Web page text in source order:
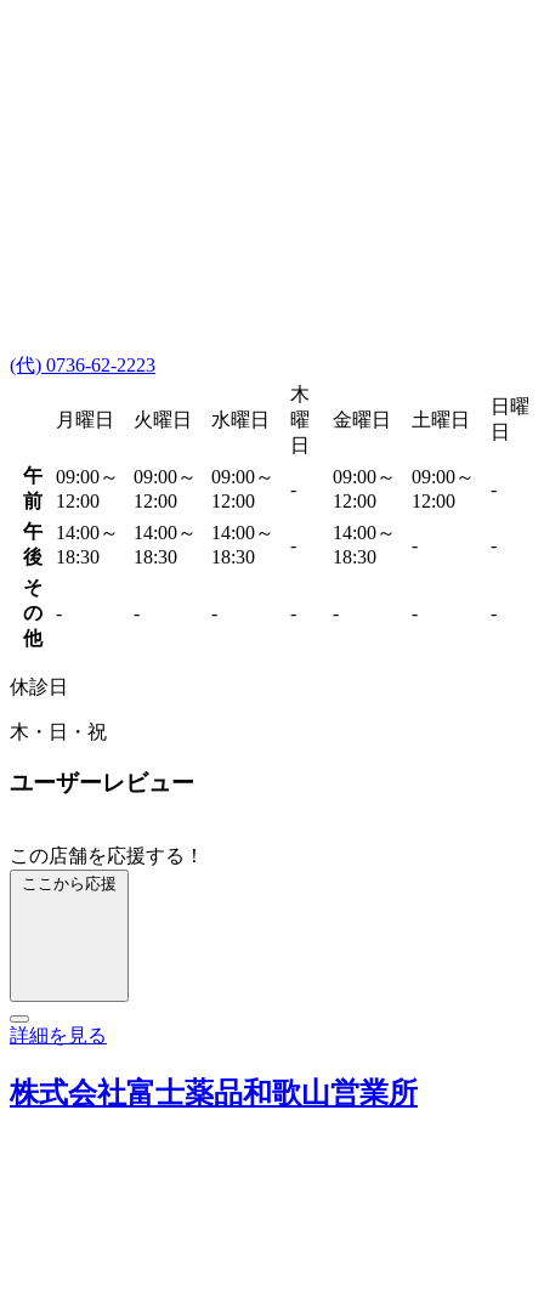
(代) 0736-62-2223
月曜日 火曜日 水曜日
木
曜
日
金曜日 土曜日
日曜
日
午
前
09:00～
12:00
09:00～
12:00
09:00～
12:00
-
09:00～
12:00
09:00～
12:00
-
午
後
14:00～
18:30
14:00～
18:30
14:00～
18:30
-
14:00～
18:30
- -
そ
の
他
- - - - - - -
休診日
木・日・祝
ユーザーレビュー
この店舗を応援する！
ここから応援
詳細を見る
株式会社富士薬品和歌山営業所